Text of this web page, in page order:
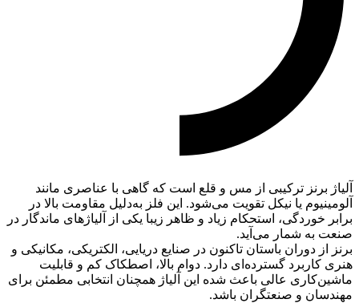
آلیاژ برنز ترکیبی از مس و قلع است که گاهی با عناصری مانند
آلومینیوم یا نیکل تقویت می‌شود. این فلز به‌دلیل مقاومت بالا در
برابر خوردگی، استحکام زیاد و ظاهر زیبا یکی از آلیاژهای ماندگار در
صنعت به شمار می‌آید.
برنز از دوران باستان تاکنون در صنایع دریایی، الکتریکی، مکانیکی و
هنری کاربرد گسترده‌ای دارد. دوام بالا، اصطکاک کم و قابلیت
ماشین‌کاری عالی باعث شده این آلیاژ همچنان انتخابی مطمئن برای
مهندسان و صنعتگران باشد.